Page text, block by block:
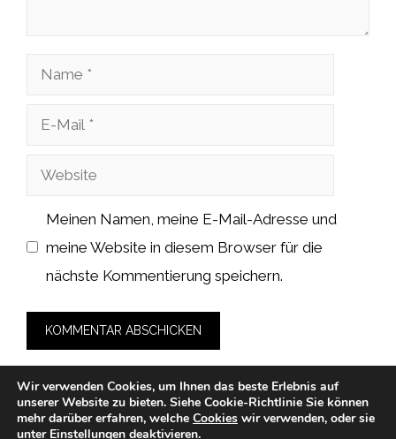
Name
Website
Meinen Namen, meine E-Mail-Adresse und
meine Website in diesem Browser für die
nächste Kommentierung speichern.
Wir verwenden Cookies, um Ihnen das beste Erlebnis auf
unserer Website zu bieten. Siehe Cookie-Richtlinie Sie können
mehr darüber erfahren, welche Cookies wir verwenden, oder sie
unter Einstellungen deaktivieren.